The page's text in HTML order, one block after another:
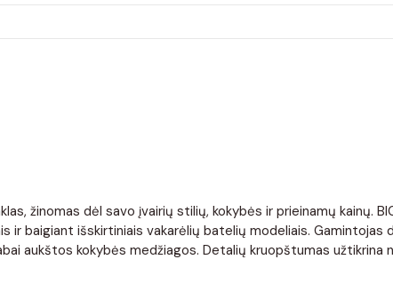
žinomas dėl savo įvairių stilių, kokybės ir prieinamų kainų.
baigiant išskirtiniais vakarėlių batelių modeliais.
aukštos kokybės medžiagos. Detalių kruopštumas užtikrina